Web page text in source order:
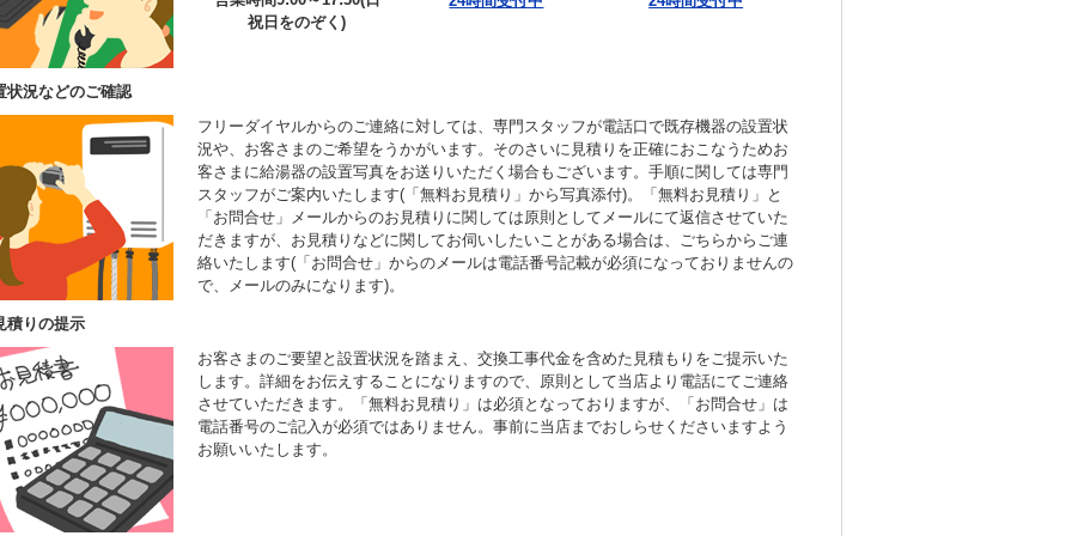
祝日をのぞく)
状況などのご確認
フリーダイヤルからのご連絡に対しては、専門スタッフが電話口で既存機器の設置状
況や、お客さまのご希望をうかがいます。そのさいに見積りを正確におこなうためお
客さまに給湯器の設置写真をお送りいただく場合もございます。手順に関しては専門
スタッフがご案内いたします(「無料お見積り」から写真添付)。「無料お見積り」と
「お問合せ」メールからのお見積りに関しては原則としてメールにて返信させていた
だきますが、お見積りなどに関してお伺いしたいことがある場合は、ごちらからご連
絡いたします(「お問合せ」からのメールは電話番号記載が必須になっておりませんの
で、メールのみになります)。
積りの提示
お客さまのご要望と設置状況を踏まえ、交換工事代金を含めた見積もりをご提示いた
します。詳細をお伝えすることになりますので、原則として当店より電話にてご連絡
させていただきます。「無料お見積り」は必須となっておりますが、「お問合せ」は
電話番号のご記入が必須ではありません。事前に当店までおしらせくださいますよう
お願いいたします。